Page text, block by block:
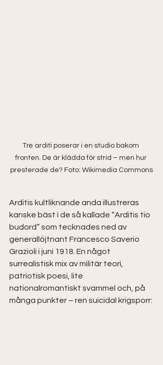
Tre arditi poserar i en studio bakom
fronten. De är klädda för strid – men hur
presterade de? Foto: Wikimedia Commons
Arditis kultliknande anda illustreras
kanske bäst i de så kallade “Arditis tio
budord” som tecknades ned av
generallöjtnant Francesco Saverio
Grazioli i juni 1918. En något
surrealistisk mix av militär teori,
patriotisk poesi, lite
nationalromantiskt svammel och, på
många punkter – ren suicidal krigsporr: